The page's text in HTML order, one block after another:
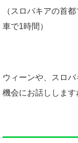
（スロバキアの首
車で1時間）
ウィーンや、スロ
機会にお話しします